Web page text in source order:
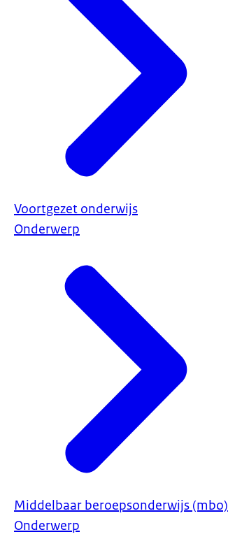
Voortgezet onderwijs
Onderwerp
Middelbaar beroepsonderwijs (mbo)
Onderwerp